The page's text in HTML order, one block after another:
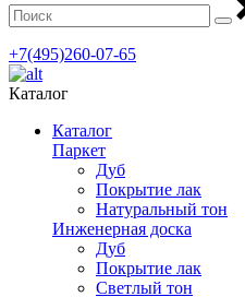
+7(495)260-07-65
Каталог
Каталог
Паркет
Дуб
Покрытие лак
Натуральный тон
Инженерная доска
Дуб
Покрытие лак
Светлый тон